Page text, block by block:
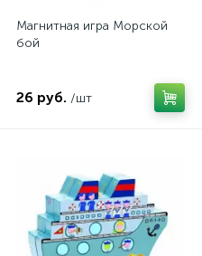
Магнитная игра Морской
бой
26 руб. /шт